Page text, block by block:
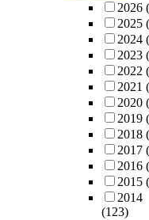
2026
2025
2024
2023
2022
2021
2020
2019
2018
2017
2016
2015
2014
(123)